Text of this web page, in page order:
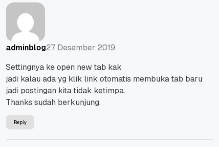
adminblog27 Desember 2019
Settingnya ke open new tab kak
jadi kalau ada yg klik link otomatis membuka tab baru
jadi postingan kita tidak ketimpa.
Thanks sudah berkunjung.
Reply